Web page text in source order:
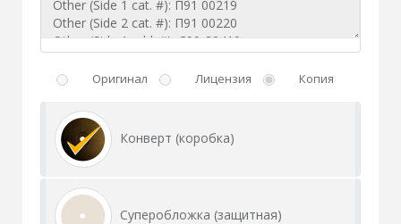
Оригинал Лицензия Копия
Конверт (коробка)
Суперобложка (защитная)